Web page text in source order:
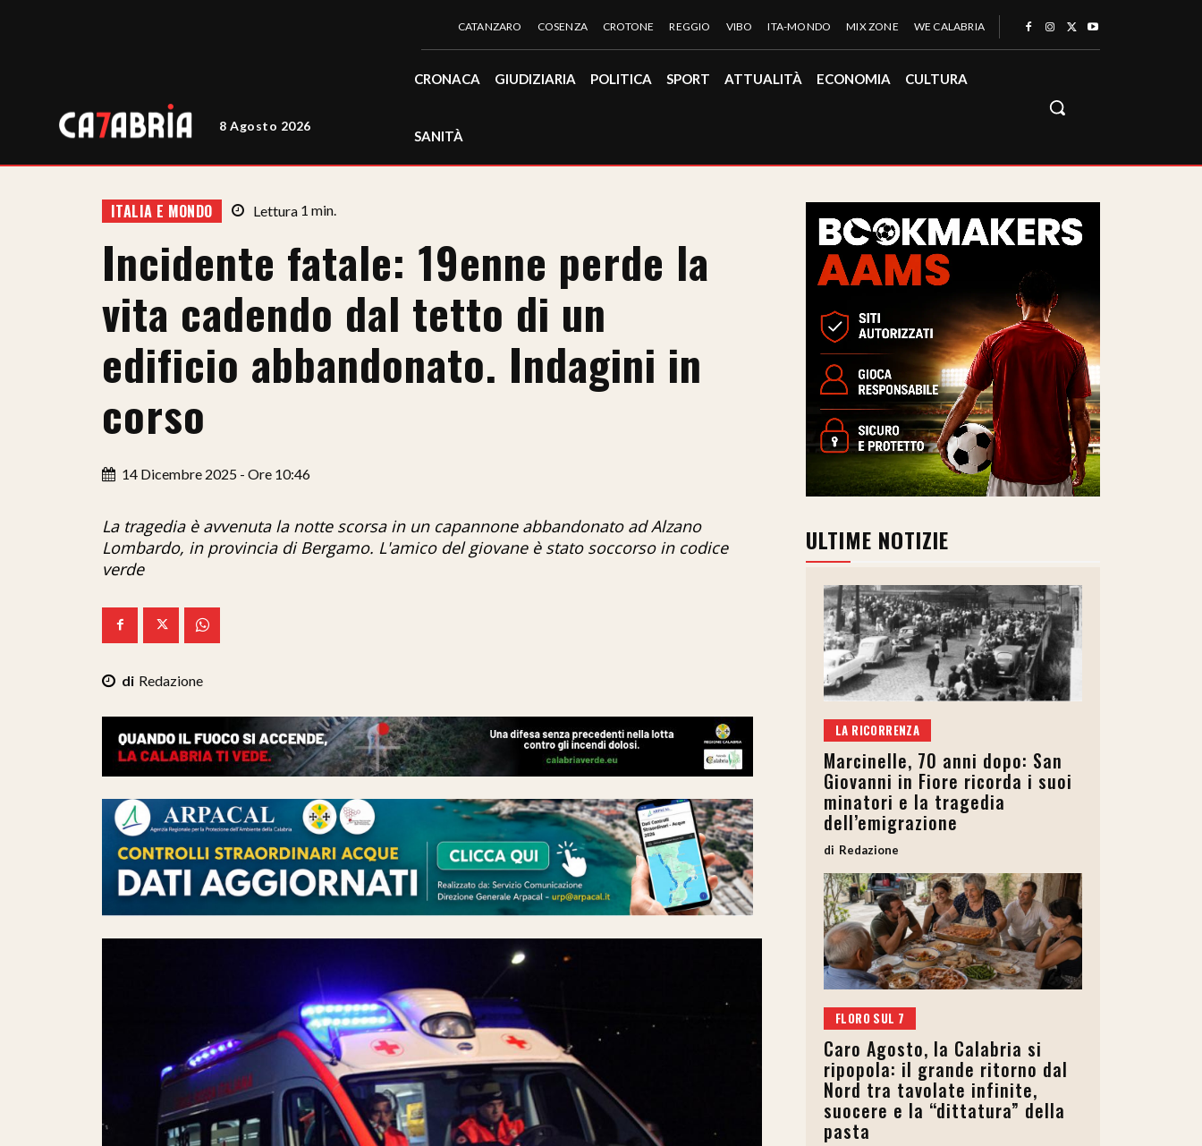
8 Agosto 2026
CATANZARO COSENZA CROTONE REGGIO VIBO ITA-MONDO MIX ZONE WE CALABRIA
CRONACA GIUDIZIARIA POLITICA SPORT ATTUALITÀ ECONOMIA CULTURA
SANITÀ
ITALIA E MONDO Lettura 1 min.
Incidente fatale: 19enne perde la
vita cadendo dal tetto di un
edificio abbandonato. Indagini in
corso
14 Dicembre 2025 - Ore 10:46
La tragedia è avvenuta la notte scorsa in un capannone abbandonato ad Alzano
Lombardo, in provincia di Bergamo. L'amico del giovane è stato soccorso in codice
verde
Redazione
ULTIME NOTIZIE
LA RICORRENZA
Marcinelle, 70 anni dopo: San
Giovanni in Fiore ricorda i suoi
minatori e la tragedia
dell’emigrazione
Redazione
FLORO SUL 7
Caro Agosto, la Calabria si
ripopola: il grande ritorno dal
Nord tra tavolate infinite,
suocere e la “dittatura” della
pasta